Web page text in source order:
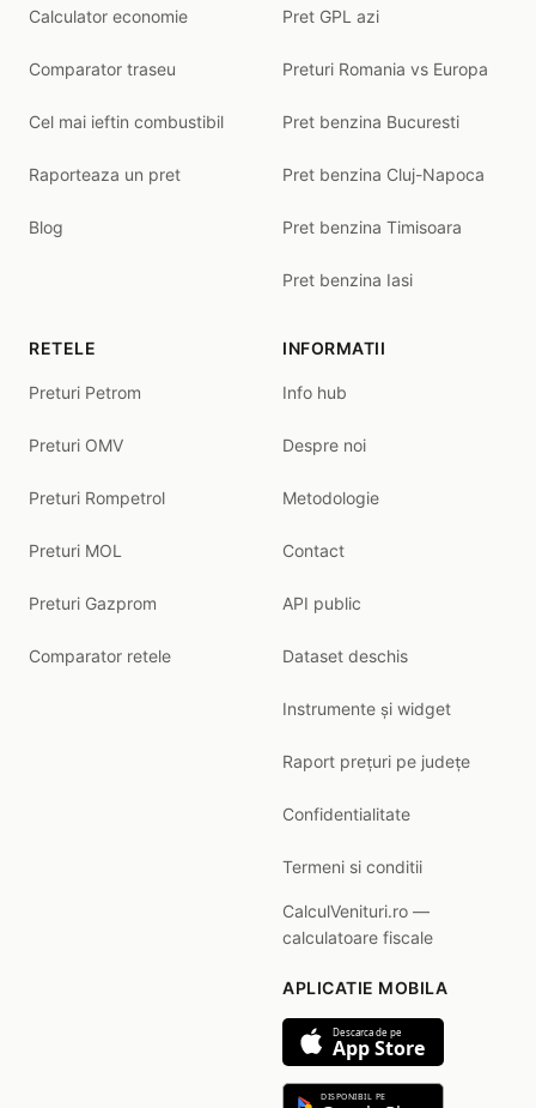
Calculator economie
Comparator traseu
Cel mai ieftin combustibil
Raporteaza un pret
Blog
Pret GPL azi
Preturi Romania vs Europa
Pret benzina Bucuresti
Pret benzina Cluj-Napoca
Pret benzina Timisoara
Pret benzina Iasi
RETELE
Preturi Petrom
Preturi OMV
Preturi Rompetrol
Preturi MOL
Preturi Gazprom
Comparator retele
INFORMATII
Info hub
Despre noi
Metodologie
Contact
API public
Dataset deschis
Instrumente și widget
Raport prețuri pe județe
Confidentialitate
Termeni si conditii
CalculVenituri.ro —
calculatoare fiscale
APLICATIE MOBILA
Descarca de pe
App Store
DISPONIBIL PE